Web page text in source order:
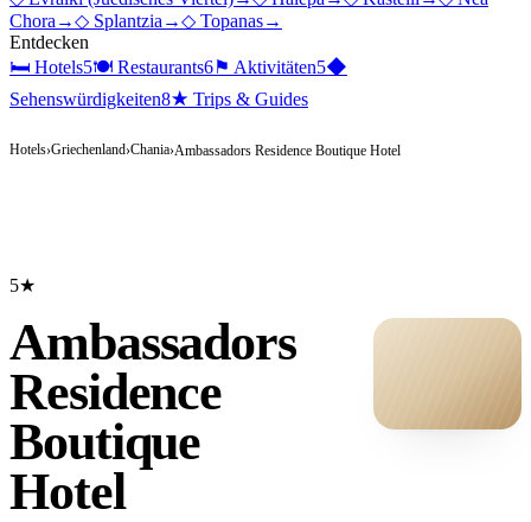
Chora →◇ Splantzia →◇ Topanas→
Entdecken
🛏 Hotels5🍽 Restaurants6⚑ Aktivitäten5◆
Sehenswürdigkeiten8★ Trips & Guides
Hotels›Griechenland›Chania›Ambassadors Residence Boutique Hotel
5★
Ambassadors
Residence
Boutique
Hotel